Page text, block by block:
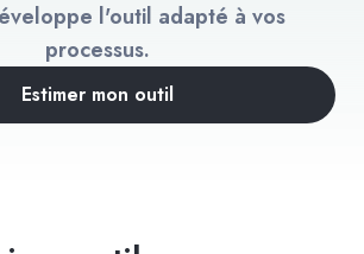
l'outil adapté à vos
processus.
Estimer mon outil